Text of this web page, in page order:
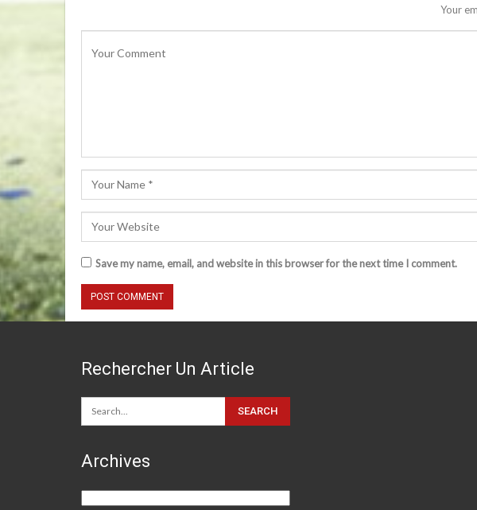
Your
Save my name, email, and website in this browser for the next time I comment.
Rechercher Un Article
Archives